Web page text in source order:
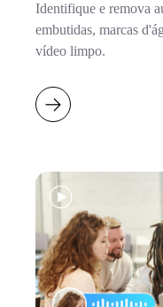
Identifique e remova
embutidas, marcas
vídeo limpo.